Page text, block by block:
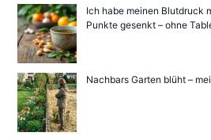
Ich habe meinen Blutdruck
Punkte gesenkt – ohne
Nachbars Garten blüht –